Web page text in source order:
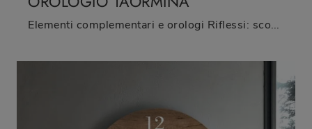
Elementi complementari e orologi Riflessi: scopri come impreziosire i tuoi locali moderni con il modello Orologio Taormina.